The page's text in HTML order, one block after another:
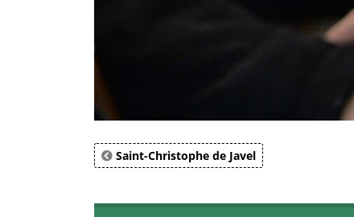
Saint-Christophe de Javel